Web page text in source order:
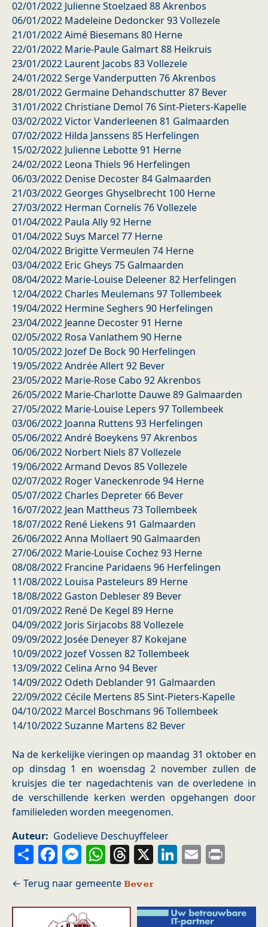
02/01/2022 Julienne Stoelzaed 88 Akrenbos
06/01/2022 Madeleine Dedoncker 93 Vollezele
21/01/2022 Aimé Biesemans 80 Herne
22/01/2022 Marie-Paule Galmart 88 Heikruis
23/01/2022 Laurent Jacobs 83 Vollezele
24/01/2022 Serge Vanderputten 76 Akrenbos
28/01/2022 Germaine Dehandschutter 87 Bever
31/01/2022 Christiane Demol 76 Sint-Pieters-Kapelle
03/02/2022 Victor Vanderleenen 81 Galmaarden
07/02/2022 Hilda Janssens 85 Herfelingen
15/02/2022 Julienne Lebotte 91 Herne
24/02/2022 Leona Thiels 96 Herfelingen
06/03/2022 Denise Decoster 84 Galmaarden
21/03/2022 Georges Ghyselbrecht 100 Herne
27/03/2022 Herman Cornelis 76 Vollezele
01/04/2022 Paula Ally 92 Herne
01/04/2022 Suys Marcel 77 Herne
02/04/2022 Brigitte Vermeulen 74 Herne
03/04/2022 Eric Gheys 75 Galmaarden
08/04/2022 Marie-Louise Deleener 82 Herfelingen
12/04/2022 Charles Meulemans 97 Tollembeek
19/04/2022 Hermine Seghers 90 Herfelingen
23/04/2022 Jeanne Decoster 91 Herne
02/05/2022 Rosa Vanlathem 90 Herne
10/05/2022 Jozef De Bock 90 Herfelingen
19/05/2022 Andrée Allert 92 Bever
23/05/2022 Marie-Rose Cabo 92 Akrenbos
26/05/2022 Marie-Charlotte Dauwe 89 Galmaarden
27/05/2022 Marie-Louise Lepers 97 Tollembeek
03/06/2022 Joanna Ruttens 93 Herfelingen
05/06/2022 André Boeykens 97 Akrenbos
06/06/2022 Norbert Niels 87 Vollezele
19/06/2022 Armand Devos 85 Vollezele
02/07/2022 Roger Vaneckenrode 94 Herne
05/07/2022 Charles Depreter 66 Bever
16/07/2022 Jean Mattheus 73 Tollembeek
18/07/2022 René Liekens 91 Galmaarden
26/06/2022 Anna Mollaert 90 Galmaarden
27/06/2022 Marie-Louise Cochez 93 Herne
08/08/2022 Francine Paridaens 96 Herfelingen
11/08/2022 Louisa Pasteleurs 89 Herne
18/08/2022 Gaston Debleser 89 Bever
01/09/2022 René De Kegel 89 Herne
04/09/2022 Joris Sirjacobs 88 Vollezele
09/09/2022 Josée Deneyer 87 Kokejane
10/09/2022 Jozef Vossen 82 Tollembeek
13/09/2022 Celina Arno 94 Bever
14/09/2022 Odeth Deblander 91 Galmaarden
22/09/2022 Cécile Mertens 85 Sint-Pieters-Kapelle
04/10/2022 Marcel Boschmans 96 Tollembeek
14/10/2022 Suzanne Martens 82 Bever
Na de kerkelijke vieringen op maandag 31 oktober en
op dinsdag 1 en woensdag 2 november zullen de
kruisjes die ter nagedachtenis van de overledene in
de verschillende kerken werden opgehangen door
familieleden worden meegenomen.
Auteur
Godelieve Deschuyffeleer
ShareFacebook
Messenger
WhatsApp
Threads
X LinkedIn
Email
Bever